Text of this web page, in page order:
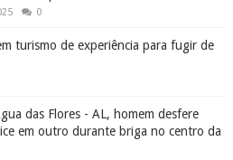
0
turismo de experiência para fugir de
das Flores - AL, homem desfere
em outro durante briga no centro da